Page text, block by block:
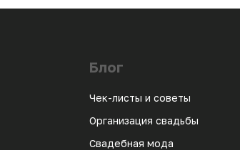
Блог
Чек-листы и советы
Организация свадьбы
Свадебная мода